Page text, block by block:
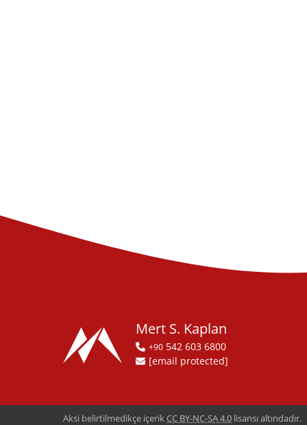
Mert S. Kaplan
+90 542 603 6800
[email protected]
Aksi belirtilmedikçe içerikCC BY-NC-SA 4.0 lisansı altındadır.